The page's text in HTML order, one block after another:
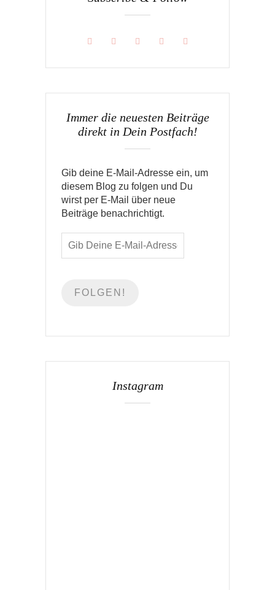
Immer die neuesten Beiträge
direkt in Dein Postfach!
Gib deine E-Mail-Adresse ein, um
diesem Blog zu folgen und Du
wirst per E-Mail über neue
Beiträge benachrichtigt.
Instagram